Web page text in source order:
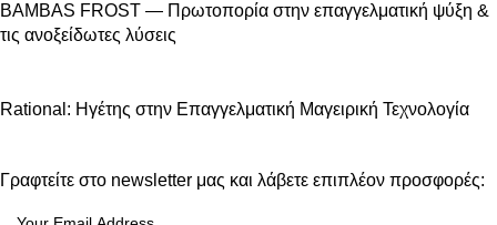
BAMBAS FROST — Πρωτοπορία στην επαγγελματική ψύξη &
τις ανοξείδωτες λύσεις
Rational: Ηγέτης στην Επαγγελματική Μαγειρική Τεχνολογία
Γραφτείτε στο newsletter μας και λάβετε επιπλέον προσφορές: